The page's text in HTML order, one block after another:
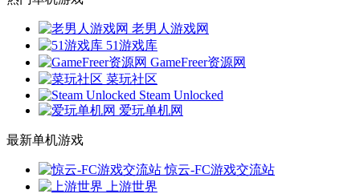
老男人游戏网
51游戏库
GameFreer资源网
菜玩社区
Steam Unlocked
爱玩单机网
最新单机游戏
惊云-FC游戏交流站
上游世界